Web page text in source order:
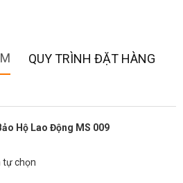
QUY TRÌNH ĐẶT HÀNG
Hộ Lao Động MS 009
tự chọn